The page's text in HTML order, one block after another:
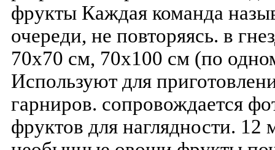
фрукты Каждая команда
очереди, не повторяясь. в
70х70 см, 70х100 см (по
Используют для
гарниров. сопровождается
фруктов для наглядности.